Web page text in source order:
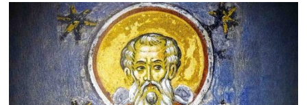
T
E
M
B
R
I
E
2
0
2
5